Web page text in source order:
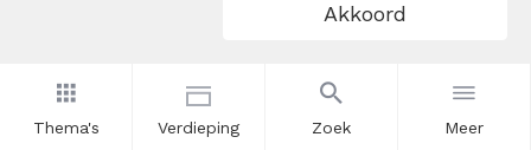
Thema's Verdieping Zoek Meer
Akkoord